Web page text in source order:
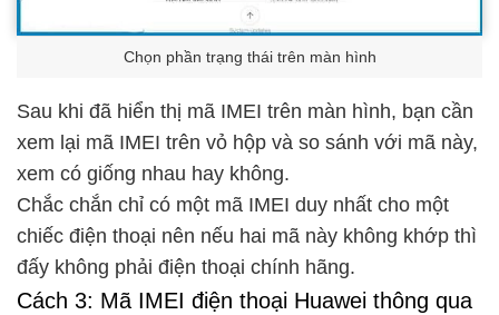
Chọn phần trạng thái trên màn hình
Sau khi đã hiển thị mã IMEI trên màn hình, bạn cần
xem lại mã IMEI trên vỏ hộp và so sánh với mã này,
xem có giống nhau hay không.
Chắc chắn chỉ có một mã IMEI duy nhất cho một
chiếc điện thoại nên nếu hai mã này không khớp thì
đấy không phải điện thoại chính hãng.
Cách 3: Mã IMEI điện thoại Huawei thông qua